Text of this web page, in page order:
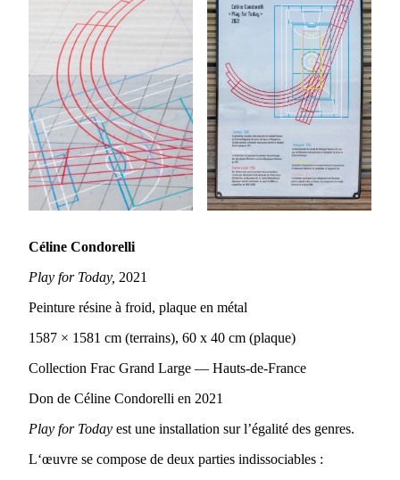
Céline Condorelli
Play for Today, 2021
Peinture résine à froid, plaque en métal
1587 × 1581 cm (terrains), 60 x 40 cm (plaque)
Collection Frac Grand Large — Hauts-de-France
Don de Céline Condorelli en 2021
Play for Today est une installation sur l’égalité des genres.
L‘œuvre se compose de deux parties indissociables :